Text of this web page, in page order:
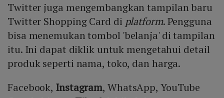
Twitter juga mengembangkan tampilan baru
Twitter Shopping Card di platform. Pengguna
bisa menemukan tombol 'belanja' di tampilan
itu. Ini dapat diklik untuk mengetahui detail
produk seperti nama, toko, dan harga.
Facebook, Instagram, WhatsApp, YouTube